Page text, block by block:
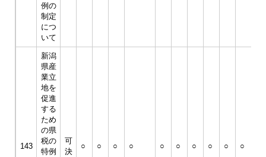
例の
制定
につ
いて
143
新潟
県産
業立
地を
促進
する
ため
の県
税の
特例
可
決
○ ○ ○ ○ ○ ○ ○ ○ ○ ○